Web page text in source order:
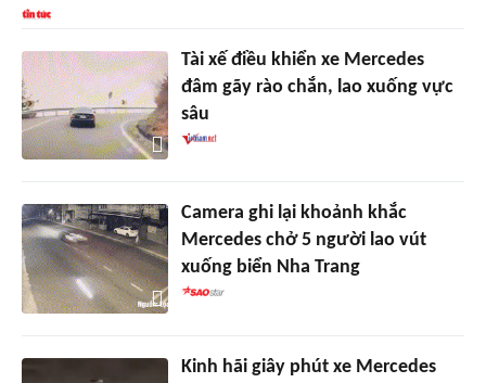
Tài xế điều khiển xe Mercedes
đâm gãy rào chắn, lao xuống vực
sâu
Camera ghi lại khoảnh khắc
Mercedes chở 5 người lao vút
xuống biển Nha Trang
Kinh hãi giây phút xe Mercedes